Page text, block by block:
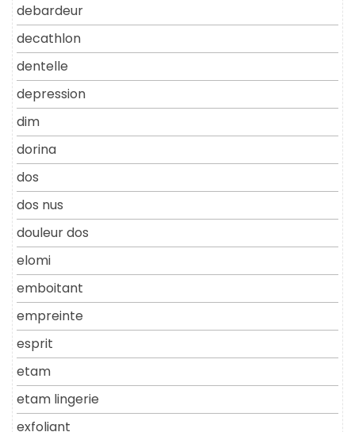
debardeur
decathlon
dentelle
depression
dim
dorina
dos
dos nus
douleur dos
elomi
emboitant
empreinte
esprit
etam
etam lingerie
exfoliant